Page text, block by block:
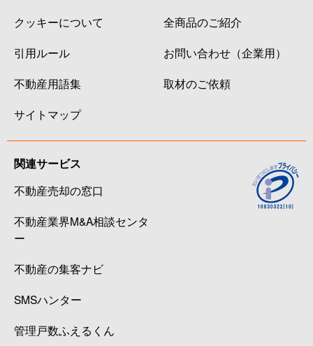
クッキーについて
引用ルール
不動産用語集
サイトマップ
全商品のご紹介
お問い合わせ（企業用）
取材のご依頼
関連サービス
不動産売却の窓口
不動産業界M&A相談センタ
ー
不動産の集客ナビ
SMSハンター
管理戸数ふえるくん